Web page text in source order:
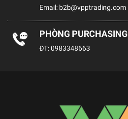
Email: b2b@vpptrading.com
PHÒNG PURCHASING
ĐT:0983348663